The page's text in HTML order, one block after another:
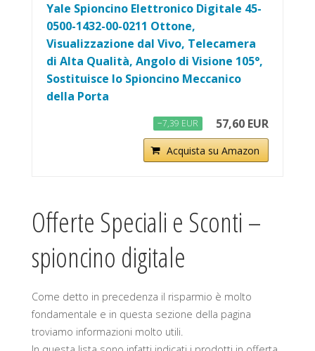
Yale Spioncino Elettronico Digitale 45-
0500-1432-00-0211 Ottone,
Visualizzazione dal Vivo, Telecamera
di Alta Qualità, Angolo di Visione 105°,
Sostituisce lo Spioncino Meccanico
della Porta
−7,39 EUR 57,60 EUR
Acquista su Amazon
Offerte Speciali e Sconti –
spioncino digitale
Come detto in precedenza il risparmio è molto
fondamentale e in questa sezione della pagina
troviamo informazioni molto utili.